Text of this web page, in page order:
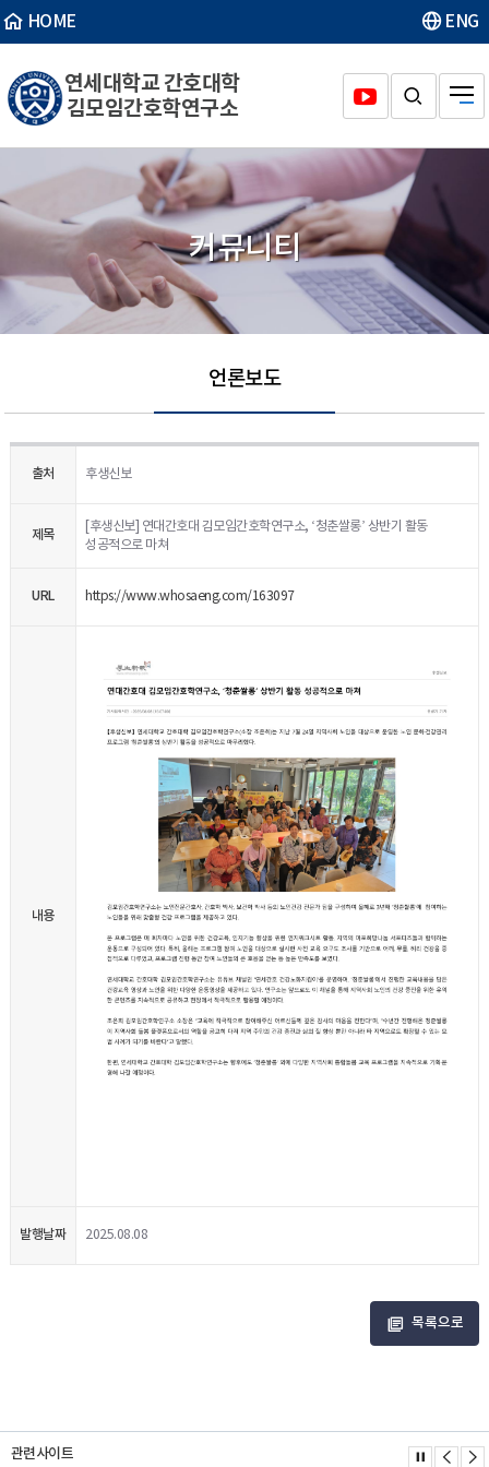
HOME ENG
연세대학교 간호대학
김모임간호학연구소
커뮤니티
언론보도
출처 후생신보
제목
[후생신보] 연대간호대 김모임간호학연구소, ‘청춘쌀롱’ 상반기 활동
성공적으로 마쳐
URL https://www.whosaeng.com/163097
내용
발행날짜 2025.08.08
목록으로
관련사이트